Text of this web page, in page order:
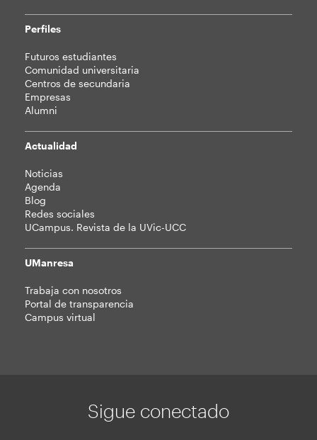
Perfiles
Futuros estudiantes
Comunidad universitaria
Centros de secundaria
Empresas
Alumni
Actualidad
Noticias
Agenda
Blog
Redes sociales
UCampus. Revista de la UVic-UCC
UManresa
Trabaja con nosotros
Portal de transparencia
Campus virtual
Sigue conectado